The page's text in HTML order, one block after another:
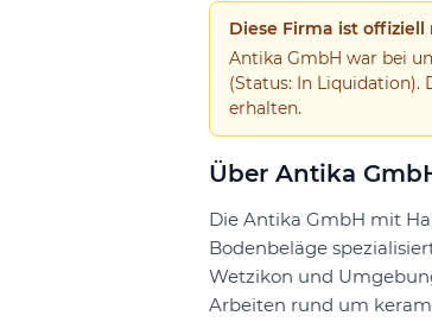
Diese Firma ist
Antika GmbH war bei
(Status: In Liquidation).
erhalten.
Über Antika
Die Antika GmbH mit
Bodenbeläge
Wetzikon und
Arbeiten rund um